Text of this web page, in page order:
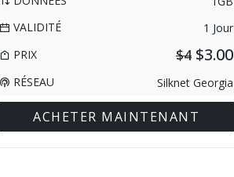
VALIDITÉ
1 Jour
PRIX
$4 $3.00
RÉSEAU Silknet Georgia
ACHETER MAINTENANT